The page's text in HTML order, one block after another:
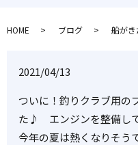
HOME ブログ 船がき
2021/04/13
ついに！釣りクラブ用の
た♪ エンジンを整備し
今年の夏は熱くなりそう